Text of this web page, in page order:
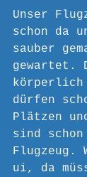
Unser
schon da
sauber
gewartet.
körperlich
dürfen
Plätzen
sind schon
Flugzeug.
ui, da